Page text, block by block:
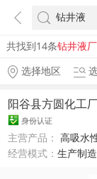
共找到14条钻井液
选择地区
阳谷县方圆化工
身份认证
主营产品：高吸水
经营模式：生产制造